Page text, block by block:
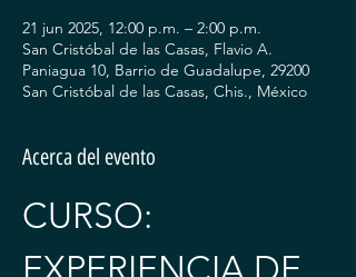
21 jun 2025, 12:00 p.m. – 2:00 p.m.
San Cristóbal de las Casas, Flavio A.
Paniagua 10, Barrio de Guadalupe, 29200
San Cristóbal de las Casas, Chis., México
Acerca del evento
CURSO: